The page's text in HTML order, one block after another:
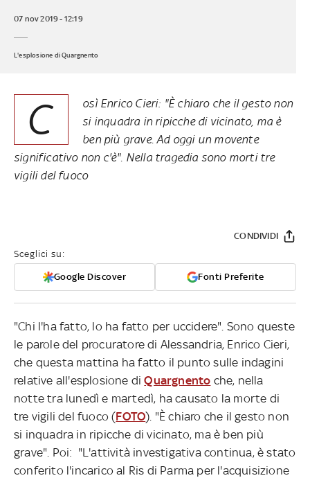
07 nov 2019 - 12:19
L'esplosione di Quargnento
C
osì Enrico Cieri: "È chiaro che il gesto non
si inquadra in ripicche di vicinato, ma è
ben più grave. Ad oggi un movente
significativo non c'è". Nella tragedia sono morti tre
vigili del fuoco
Sceglici su:
Google Discover Fonti Preferite
CONDIVIDI
"Chi l'ha fatto, lo ha fatto per uccidere". Sono queste
le parole del procuratore di Alessandria, Enrico Cieri,
che questa mattina ha fatto il punto sulle indagini
relative all'esplosione diQuargnento che, nella
notte tra lunedì e martedì, ha causato la morte di
tre vigili del fuoco (FOTO). "È chiaro che il gesto non
si inquadra in ripicche di vicinato, ma è ben più
grave". Poi: "L'attività investigativa continua, è stato
conferito l'incarico al Ris di Parma per l'acquisizione